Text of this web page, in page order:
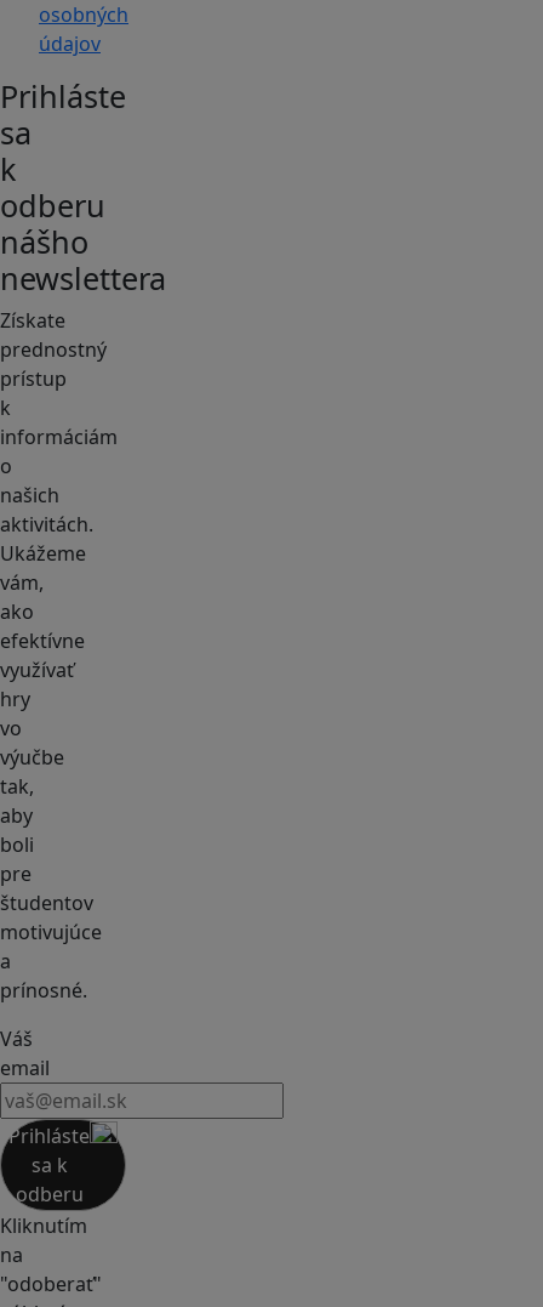
osobných
údajov
Prihláste
sa
k
odberu
nášho
newslettera
Získate
prednostný
prístup
k
informáciám
o
našich
aktivitách.
Ukážeme
vám,
ako
efektívne
využívať
hry
vo
výučbe
tak,
aby
boli
pre
študentov
motivujúce
a
prínosné.
Váš
email
Prihláste
sa k
odberu
Kliknutím
na
"odoberať"